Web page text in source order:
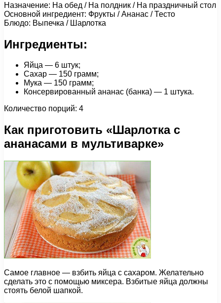
Назначение: На обед / На полдник / На праздничный стол
Основной ингредиент: Фрукты / Ананас / Тесто
Блюдо: Выпечка / Шарлотка
Ингредиенты:
Яйца — 6 штук;
Сахар — 150 грамм;
Мука — 150 грамм;
Консервированный ананас (банка) — 1 штука.
Количество порций: 4
Как приготовить «Шарлотка с
ананасами в мультиварке»
Самое главное — взбить яйца с сахаром. Желательно
сделать это с помощью миксера. Взбитые яйца должны
стоять белой шапкой.